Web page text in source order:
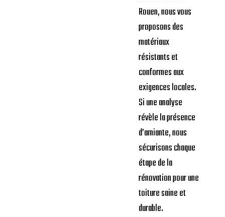
Rouen, nous vous
proposons des
matériaux
résistants et
conformes aux
exigences locales.
Si une analyse
révèle la présence
d’amiante, nous
sécurisons chaque
étape de la
rénovation pour une
toiture saine et
durable.